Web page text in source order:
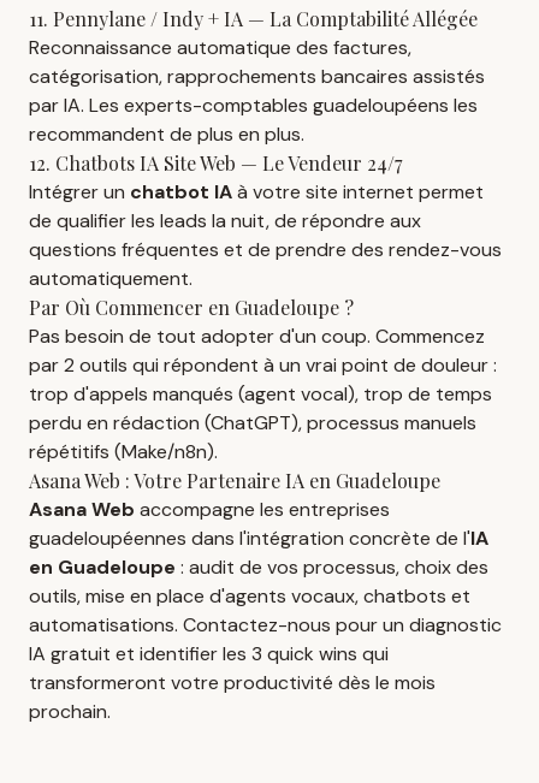
11. Pennylane / Indy + IA — La Comptabilité Allégée
Reconnaissance automatique des factures,
catégorisation, rapprochements bancaires assistés
par IA. Les experts-comptables guadeloupéens les
recommandent de plus en plus.
12. Chatbots IA Site Web — Le Vendeur 24/7
Intégrer un chatbot IAà votre site internet permet
de qualifier les leads la nuit, de répondre aux
questions fréquentes et de prendre des rendez-vous
automatiquement.
Par Où Commencer en Guadeloupe ?
Pas besoin de tout adopter d'un coup. Commencez
par 2 outils qui répondent à un vrai point de douleur :
trop d'appels manqués (agent vocal), trop de temps
perdu en rédaction (ChatGPT), processus manuels
répétitifs (Make/n8n).
Asana Web : Votre Partenaire IA en Guadeloupe
Asana Web accompagne les entreprises
guadeloupéennes dans l'intégration concrète de l'IA
en Guadeloupe : audit de vos processus, choix des
outils, mise en place d'agents vocaux, chatbots et
automatisations. Contactez-nous pour un diagnostic
IA gratuit et identifier les 3 quick wins qui
transformeront votre productivité dès le mois
prochain.